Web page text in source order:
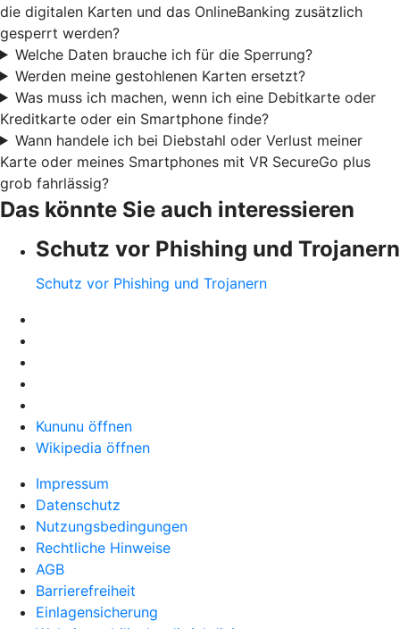
die digitalen Karten und das OnlineBanking zusätzlich
gesperrt werden?
Welche Daten brauche ich für die Sperrung?
Werden meine gestohlenen Karten ersetzt?
Was muss ich machen, wenn ich eine Debitkarte oder
Kreditkarte oder ein Smartphone finde?
Wann handele ich bei Diebstahl oder Verlust meiner
Karte oder meines Smartphones mit VR SecureGo plus
grob fahrlässig?
Das könnte Sie auch interessieren
Schutz vor Phishing und Trojanern
Schutz vor Phishing und Trojanern
Kununu öffnen
Wikipedia öffnen
Impressum
Datenschutz
Nutzungsbedingungen
Rechtliche Hinweise
AGB
Barrierefreiheit
Einlagensicherung